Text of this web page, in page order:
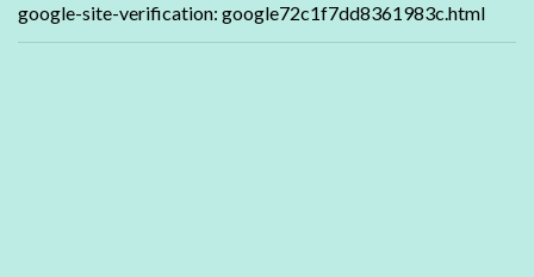
google-site-verification: google72c1f7dd8361983c.html